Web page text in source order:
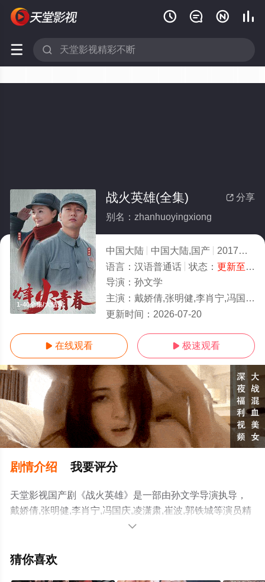
   
 
1-40全集/大结局
 分享
战火英雄(全集)
别名：zhanhuoyingxiong
中国大陆 中国大陆,国产 2017
2.0
语言： 汉语普通话 状态： 更新至32集
导演： 孙文学
主演： 戴娇倩,张明健,李肖宁,冯国庆,凌潇肃,崔波,郭铁城
更新时间： 2026-07-20
 在线观看  极速观看
剧情介绍 我要评分
天堂影视国产剧《战火英雄》是一部由孙文学导演执导，
戴娇倩,张明健,李肖宁,冯国庆,凌潇肃,崔波,郭铁城等演员精
彩演绎的中国大陆电视剧，大结局剧情已揭晓（1-40全
堂电影网，更多相关信息可移步至豆瓣电视剧、电视猫或

猜你喜欢